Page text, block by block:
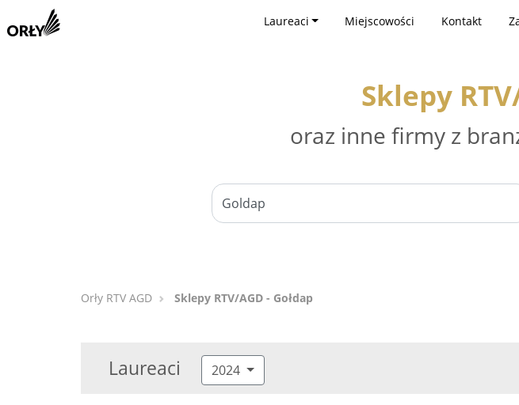
Laureaci Miejscowości Kontakt
Sklepy
oraz inne firmy z
Orły RTV AGD Sklepy RTV/AGD - Gołdap
Laureaci 2024